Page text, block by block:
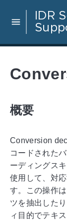
IDR
概要
Conversion
コードされた
ーディングス
使用して、対
す。この操作
ツを抽出した
ィ目的でテキ